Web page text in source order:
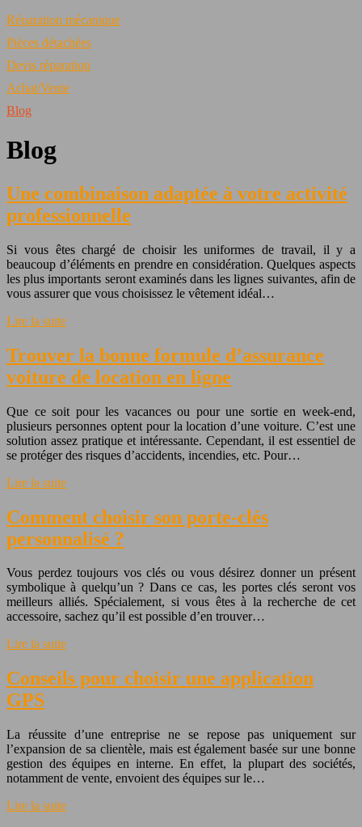
Réparation mécanique
Pièces détachées
Devis réparation
Achat/Vente
Blog
Blog
Une combinaison adaptée à votre activité
professionnelle
Si vous êtes chargé de choisir les uniformes de travail, il y a
beaucoup d’éléments en prendre en considération. Quelques aspects
les plus importants seront examinés dans les lignes suivantes, afin de
vous assurer que vous choisissez le vêtement idéal…
Lire la suite
Trouver la bonne formule d’assurance
voiture de location en ligne
Que ce soit pour les vacances ou pour une sortie en week-end,
plusieurs personnes optent pour la location d’une voiture. C’est une
solution assez pratique et intéressante. Cependant, il est essentiel de
se protéger des risques d’accidents, incendies, etc. Pour…
Lire la suite
Comment choisir son porte-clés
personnalisé ?
Vous perdez toujours vos clés ou vous désirez donner un présent
symbolique à quelqu’un ? Dans ce cas, les portes clés seront vos
meilleurs alliés. Spécialement, si vous êtes à la recherche de cet
accessoire, sachez qu’il est possible d’en trouver…
Lire la suite
Conseils pour choisir une application
GPS
La réussite d’une entreprise ne se repose pas uniquement sur
l’expansion de sa clientèle, mais est également basée sur une bonne
gestion des équipes en interne. En effet, la plupart des sociétés,
notamment de vente, envoient des équipes sur le…
Lire la suite